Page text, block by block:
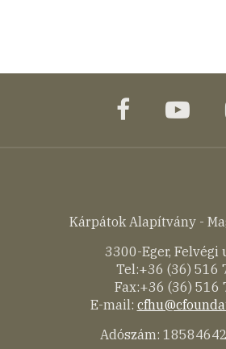
facebook
Kárpátok Alapítvány -
3300-Eger, Felvégi
Tel:+36 (36) 516
Fax:+36 (36) 516
E-mail:
Adószám: